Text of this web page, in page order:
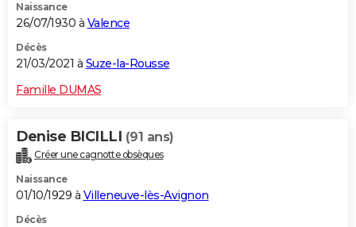
Naissance
26/07/1930 à Valence
Décès
21/03/2021 à Suze-la-Rousse
Famille DUMAS
Denise BICILLI (91 ans)
Créer une cagnotte obsèques
Naissance
01/10/1929 à Villeneuve-lès-Avignon
Décès